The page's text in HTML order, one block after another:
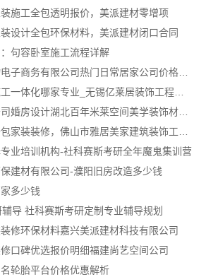
施工全包透明报价，美派建材零增项
设计全包环保材料，美派建材闭口合同
句容卧室施工流程详解
湖北省惠物电子商务有限公司热门日常居家公司价格分析
基装设计施工一体化哪家专业_无锡亿莱居装饰工程材料有限公司
荆州装修公司婚房设计湖北百年米莱空间美学装饰材料有限公司
业培训机构-社科赛斯考研全年魔鬼集训营
建材有限公司-濮阳旧房改造多少钱
多少钱
导 社科赛斯考研定制专业辅导规划
修环保材料嘉兴美派建材科技有限公司
口碑优选报价明细福建尚艺空间公司
轮胎平台价格优惠解析